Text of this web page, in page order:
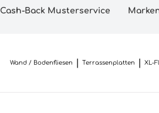
Cash-Back Musterservice
Wand / Bodenfliesen Terrassenplatten XL-